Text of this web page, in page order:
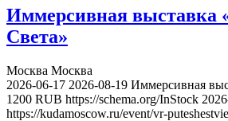
Иммерсивная выставка
Света»
Москва Москва
2026-06-17 2026-08-19 Иммерсивная
1200 RUB https://schema.org/InStock
https://kudamoscow.ru/event/vr-